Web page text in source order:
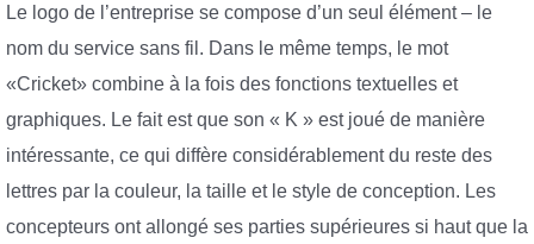
Le logo de l’entreprise se compose d’un seul élément – le
nom du service sans fil. Dans le même temps, le mot
«Cricket» combine à la fois des fonctions textuelles et
graphiques. Le fait est que son « K » est joué de manière
intéressante, ce qui diffère considérablement du reste des
lettres par la couleur, la taille et le style de conception. Les
concepteurs ont allongé ses parties supérieures si haut que la